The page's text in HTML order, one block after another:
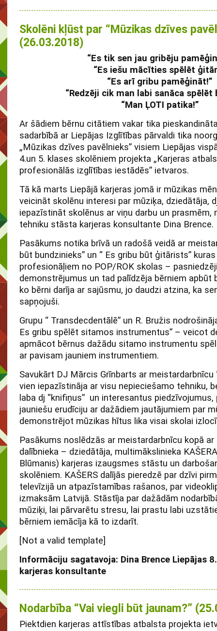
Skolēni kļūst par “Mūzikas dzīves
(26.03.2018)
“Es tik sen jau gribēju
“Es iešu mācīties spēlēt
“Es arī gribu pamēģināt!”
“Redzēji cik man labi sanāca spēlēt
“Man ĻOTI patika!”
Ar šādiem bērnu citātiem vakar tika
sadarbībā ar Liepājas Izglītības pārvaldi tika
„Mūzikas dzīves pavēlnieks” visiem Liepājas
4.un 5. klases skolēniem projekta „Karjeras
profesionālās izglītības iestādēs” ietvaros.
Tā kā marts Liepājā karjeras jomā ir mūzikas
veicināt skolēnu interesi par mūziķa, dziedātāja,
iepazīstināt skolēnus ar viņu darbu un prasmēm,
tehniku stāsta karjeras konsultante Dina Brence.
Pasākums notika brīvā un radošā veidā ar
būt bundzinieks” un “ Es gribu būt ģitārists”
profesionāļiem no POP/ROK skolas –
demonstrējumus un tad palīdzēja bērniem apbūt
ko bērni darīja ar sajūsmu, jo daudzi atzina, ka
sapņojuši.
Grupu “ Transdecdentālē” un R. Bružis
Es gribu spēlēt sitamos instrumentus” – veicot
apmācot bērnus dažādu sitamo instrumentu
ar pavisam jauniem instrumentiem.
Savukārt DJ Mārcis Grīnbarts ar meistardarbnīcu
vien iepazīstināja ar visu nepieciešamo tehniku,
laba dj “knifiņus” un interesantus
jauniešu erudīciju ar dažādiem jautājumiem par
demonstrējot mūzikas hītus lika visai skolai
Pasākums noslēdzās ar meistardarbnīcu kopā ar
dalībnieka – dziedātāja, multimākslinieka
Blūmanis) karjeras izaugsmes stāstu un
skolēniem. KAŠERS dalījās pieredzē par dzīvi
televīzijā un atpazīstamības rašanos, par
izmaksām Latvijā. Stāstīja par dažādām
mūziķi, lai pārvarētu stresu, lai prastu labi
bērniem iemācīja kā to izdarīt.
[Not a valid template]
Informāciju sagatavoja: Dina Brence Liepājas
karjeras konsultante
Nodarbība “Vai viegli būt jaunam?”
Piektdien karjeras attīstības atbalsta projekta